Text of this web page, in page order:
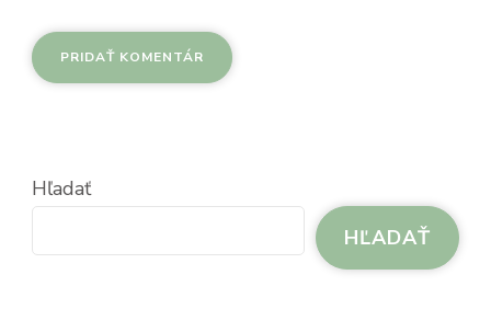
Hľadať
HĽADAŤ